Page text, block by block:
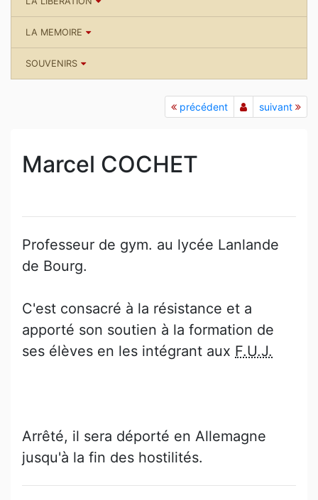
LA MEMOIRE
SOUVENIRS
précédent suivant
Marcel COCHET
Professeur de gym. au lycée Lanlande
de Bourg.
C'est consacré à la résistance et a
apporté son soutien à la formation de
ses élèves en les intégrant aux F.U.J.
Arrêté, il sera déporté en Allemagne
jusqu'à la fin des hostilités.